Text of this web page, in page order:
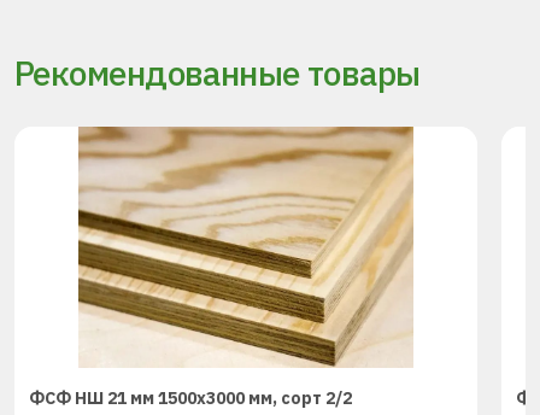
Рекомендованные товары
ФСФ НШ 21 мм 1500х3000 мм, сорт 2/2